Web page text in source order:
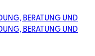
BERATUNG UND
BERATUNG UND